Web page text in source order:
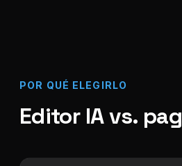
POR QUÉ ELEGIRLO
Editor IA vs.